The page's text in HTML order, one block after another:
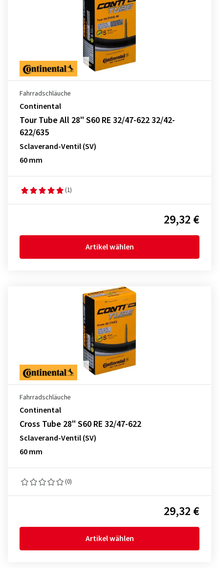
Fahrradschläuche
Continental
Tour Tube All 28" S60 RE 32/47-622 32/42-
622/635
Sclaverand-Ventil (SV)
60 mm
(1)
29,32 €
Artikel wählen
Fahrradschläuche
Continental
Cross Tube 28" S60 RE 32/47-622
Sclaverand-Ventil (SV)
60 mm
(0)
29,32 €
Artikel wählen